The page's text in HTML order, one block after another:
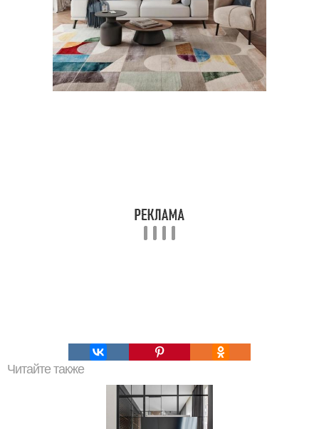
Читайте также